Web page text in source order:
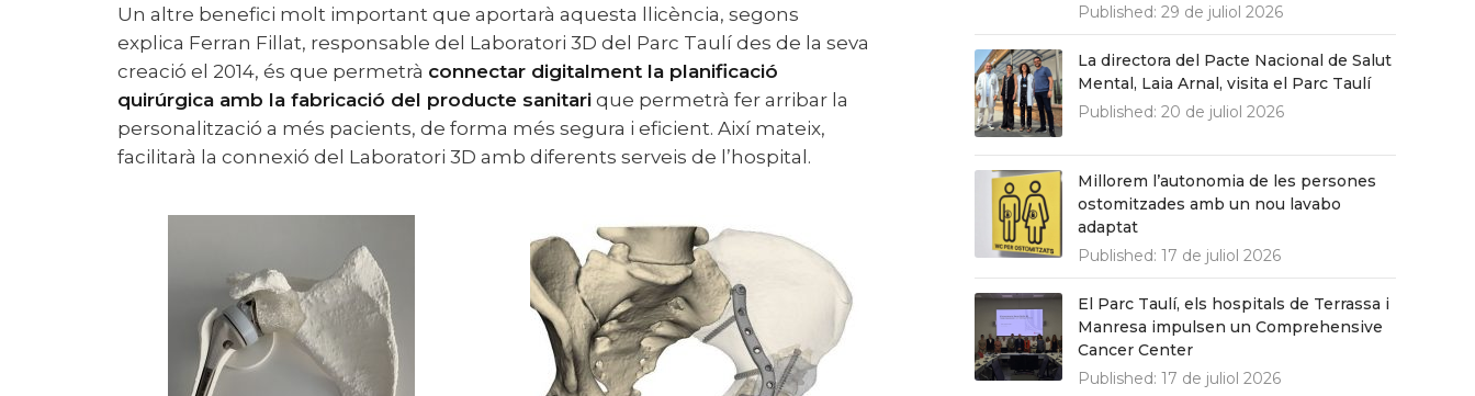
Un altre benefici molt important que aportarà aquesta llicència, segons
explica Ferran Fillat, responsable del Laboratori 3D del Parc Taulí des de la seva
creació el 2014, és que permetrà connectar digitalment la planificació
quirúrgica amb la fabricació del producte sanitari que permetrà fer arribar la
personalització a més pacients, de forma més segura i eficient. Així mateix,
facilitarà la connexió del Laboratori 3D amb diferents serveis de l’hospital.
Published: 29 de juliol 2026
La directora del Pacte Nacional de Salut
Mental, Laia Arnal, visita el Parc Taulí
Published: 20 de juliol 2026
Millorem l’autonomia de les persones
ostomitzades amb un nou lavabo
adaptat
Published: 17 de juliol 2026
El Parc Taulí, els hospitals de Terrassa i
Manresa impulsen un Comprehensive
Cancer Center
Published: 17 de juliol 2026